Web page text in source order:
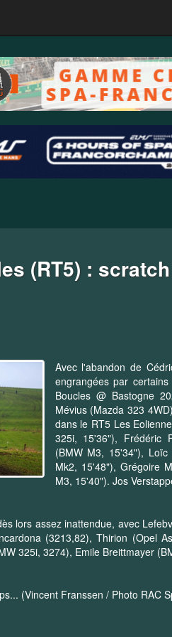
(RT5) :
Avec l'abandon de
engrangées par
Boucles @ Bastogne
Mévius (Mazda 323
dans le RT5 Les
325i, 15'36"), Frédéric
(BMW M3, 15'34"),
Mk2, 15'48"), Grégoire
M3, 15'40"). Jos
lors assez inattendue, avec
(3213,82), Thirion (Opel
325i, 3274), Emile Breittmayer
(Vincent Franssen / Photo RAC